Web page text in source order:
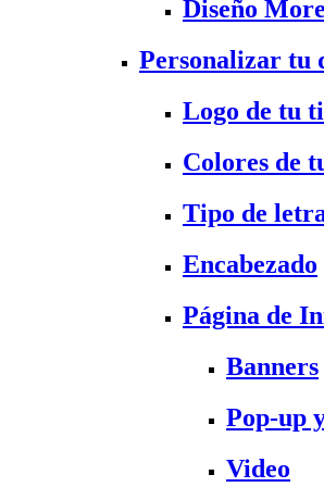
Diseño
Personalizar tu
Logo de tu
Colores de
Tipo de
Encabezado
Página de
Banners
Pop-up
Video